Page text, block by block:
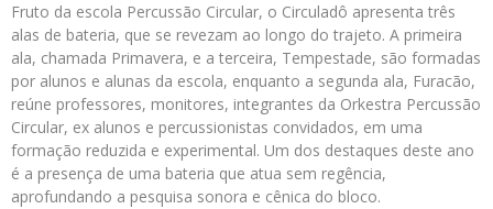
Fruto da escola Percussão Circular, o Circuladô apresenta três
alas de bateria, que se revezam ao longo do trajeto. A primeira
ala, chamada Primavera, e a terceira, Tempestade, são formadas
por alunos e alunas da escola, enquanto a segunda ala, Furacão,
reúne professores, monitores, integrantes da Orkestra Percussão
Circular, ex alunos e percussionistas convidados, em uma
formação reduzida e experimental. Um dos destaques deste ano
é a presença de uma bateria que atua sem regência,
aprofundando a pesquisa sonora e cênica do bloco.